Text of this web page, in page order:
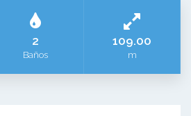
2
Baños
109.00
m